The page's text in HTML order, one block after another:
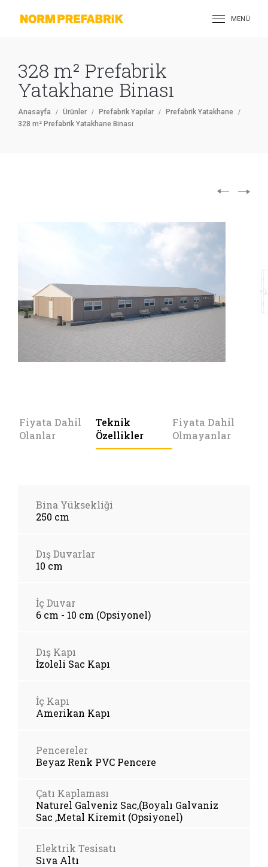
MENÜ
328 m² Prefabrik
Yatakhane Binası
Anasayfa Ürünler Prefabrik Yapılar
Prefabrik Yatakhane
328 m² Prefabrik Yatakhane Binası
Fiyata Dahil
Olanlar
Teknik
Özellikler
Fiyata Dahil
Olmayanlar
Bina Yüksekliği
250 cm
Dış Duvarlar
10 cm
İç Duvar
6 cm - 10 cm (Opsiyonel)
Dış Kapı
İzoleli Sac Kapı
İç Kapı
Amerikan Kapı
Pencereler
Beyaz Renk PVC Pencere
Çatı Kaplaması
Naturel Galveniz Sac,(Boyalı Galvaniz
Sac ,Metal Kiremit (Opsiyonel)
Elektrik Tesisatı
Sıva Altı